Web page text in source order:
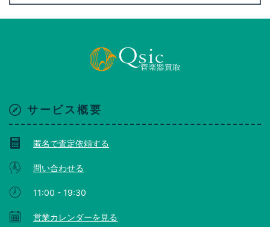
サービス概要
匿名で査定依頼する
問い合わせる
11:00 - 19:30
営業カレンダーを見る